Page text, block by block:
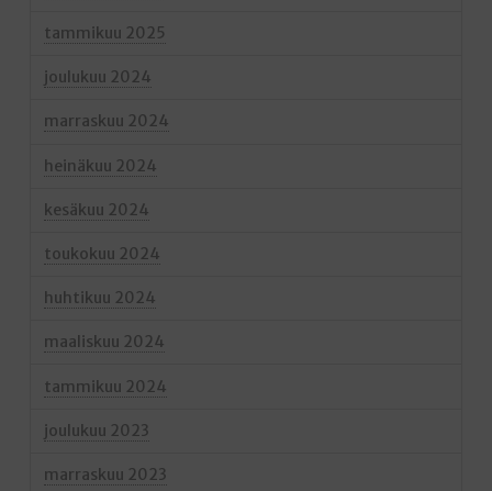
tammikuu 2025
joulukuu 2024
marraskuu 2024
heinäkuu 2024
kesäkuu 2024
toukokuu 2024
huhtikuu 2024
maaliskuu 2024
tammikuu 2024
joulukuu 2023
marraskuu 2023